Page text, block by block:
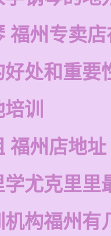
福州专卖
好处和重要
训
福州店地址
尤克里里
机构福州有